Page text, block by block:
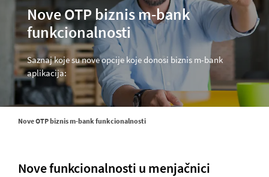
Nove OTP biznis m-bank
funkcionalnosti
Saznaj koje su nove opcije koje donosi biznis m-bank
aplikacija:
Nove OTP biznis m-bank funkcionalnosti
Nove funkcionalnosti u menjačnici